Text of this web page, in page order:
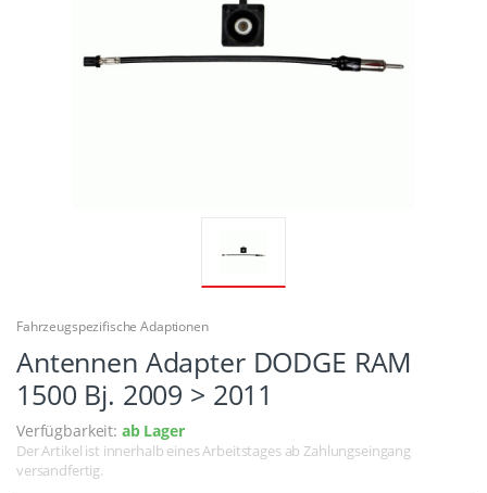
Fahrzeugspezifische Adaptionen
Antennen Adapter DODGE RAM
1500 Bj. 2009 > 2011
Verfügbarkeit: ab Lager
Der Artikel ist innerhalb eines Arbeitstages ab Zahlungseingang
versandfertig.